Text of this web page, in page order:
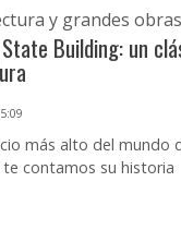
y grandes obras
Building: un
más alto del mundo
te contamos su historia